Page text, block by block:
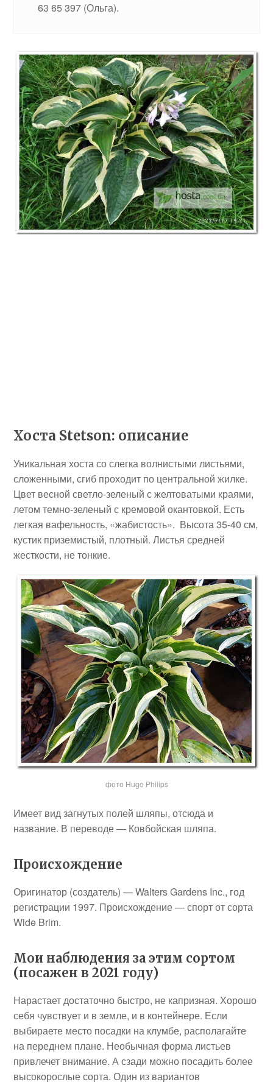
63 65 397 (Ольга).
Хоста Stetson: описание
Уникальная хоста со слегка волнистыми листьями,
сложенными, сгиб проходит по центральной жилке.
Цвет весной светло-зеленый с желтоватыми краями,
летом темно-зеленый с кремовой окантовкой. Есть
легкая вафельность, «жабистость». Высота 35-40 см,
кустик приземистый, плотный. Листья средней
жесткости, не тонкие.
фото Hugo Philips
Имеет вид загнутых полей шляпы, отсюда и
название. В переводе — Ковбойская шляпа.
Происхождение
Оригинатор (создатель) — Walters Gardens Inc., год
регистрации 1997. Происхождение — спорт от сорта
Wide Brim.
Мои наблюдения за этим сортом
(посажен в 2021 году)
Нарастает достаточно быстро, не капризная. Хорошо
себя чувствует и в земле, и в контейнере. Если
выбираете место посадки на клумбе, располагайте
на переднем плане. Необычная форма листьев
привлечет внимание. А сзади можно посадить более
высокорослые сорта. Один из вариантов